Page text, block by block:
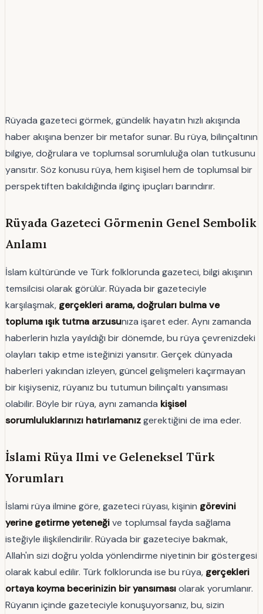
Rüyada gazeteci görmek, gündelik hayatın hızlı akışında
haber akışına benzer bir metafor sunar. Bu rüya, bilinçaltının
bilgiye, doğrulara ve toplumsal sorumluluğa olan tutkusunu
yansıtır. Söz konusu rüya, hem kişisel hem de toplumsal bir
perspektiften bakıldığında ilginç ipuçları barındırır.
Rüyada Gazeteci Görmenin Genel Sembolik
Anlamı
İslam kültüründe ve Türk folklorunda gazeteci, bilgi akışının
temsilcisi olarak görülür. Rüyada bir gazeteciyle
karşılaşmak, gerçekleri arama, doğruları bulma ve
topluma ışık tutma arzusunıza işaret eder. Aynı zamanda
haberlerin hızla yayıldığı bir dönemde, bu rüya çevrenizdeki
olayları takip etme isteğinizi yansıtır. Gerçek dünyada
haberleri yakından izleyen, güncel gelişmeleri kaçırmayan
bir kişiyseniz, rüyanız bu tutumun bilinçaltı yansıması
olabilir. Böyle bir rüya, aynı zamanda kişisel
sorumluluklarınızı hatırlamanızgerektiğini de ima eder.
İslami Rüya Ilmi ve Geleneksel Türk
Yorumları
İslami rüya ilmine göre, gazeteci rüyası, kişinin görevini
yerine getirme yeteneğive toplumsal fayda sağlama
isteğiyle ilişkilendirilir. Rüyada bir gazeteciye bakmak,
Allah'ın sizi doğru yolda yönlendirme niyetinin bir göstergesi
olarak kabul edilir. Türk folklorunda ise bu rüya, gerçekleri
ortaya koyma becerinizin bir yansımasıolarak yorumlanır.
Rüyanın içinde gazeteciyle konuşuyorsanız, bu, sizin